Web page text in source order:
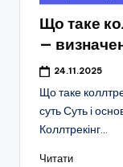
у
Що таке
—
24.11.2025
Що таке
суть Суть і
Коллтрекінг…
Читати